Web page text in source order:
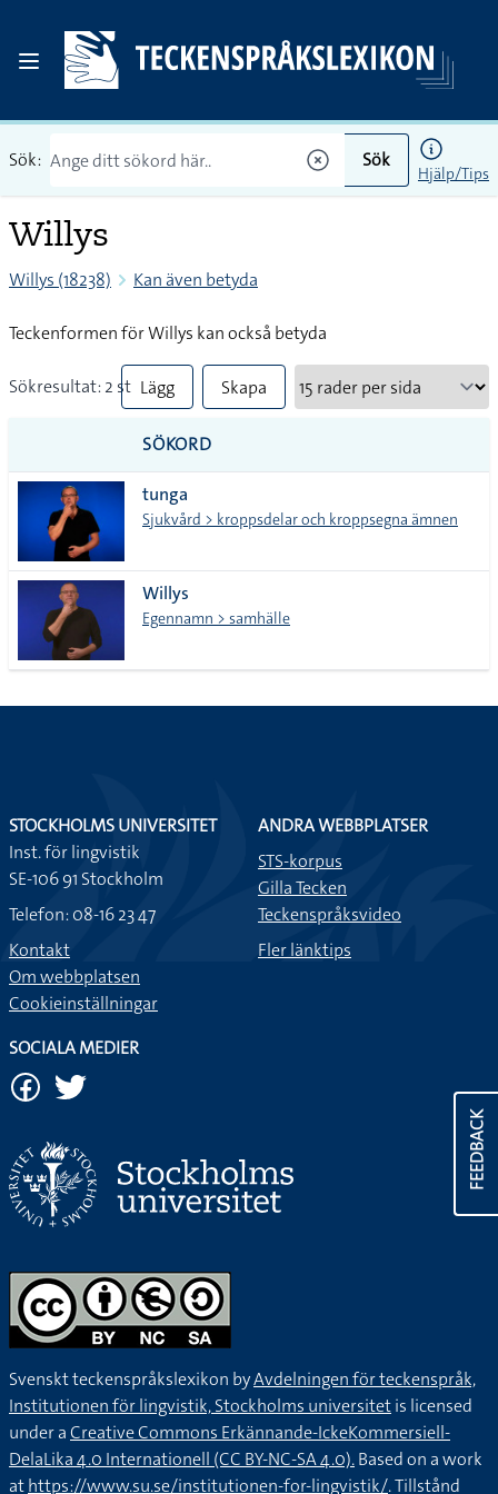
Sök: Sök
Hjälp/Tips
Willys
Willys (18238) Kan även betyda
Teckenformen för Willys kan också betyda
Sökresultat: 2 st Lägg
till
alla i
lista
Skapa
SÖKORD
tunga
Sjukvård > kroppsdelar och kroppsegna ämnen
Willys
Egennamn > samhälle
FEEDBACK
STOCKHOLMS UNIVERSITET
Inst. för lingvistik
SE-106 91 Stockholm
Telefon: 08-16 23 47
Kontakt
Om webbplatsen
Cookieinställningar
ANDRA WEBBPLATSER
STS-korpus
Gilla Tecken
Teckenspråksvideo
Fler länktips
SOCIALA MEDIER
Svenskt teckenspråkslexikon byAvdelningen för teckenspråk,
Institutionen för lingvistik, Stockholms universitetis licensed
under aCreative Commons Erkännande-IckeKommersiell-
DelaLika 4.0 Internationell (CC BY-NC-SA 4.0).Based on a work
athttps://www.su.se/institutionen-for-lingvistik/. Tillstånd